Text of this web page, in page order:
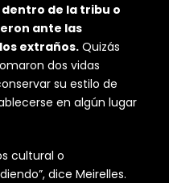
de la tribu o
ante las
extraños.Quizás
dos vidas
su estilo de
en algún lugar
cultural o
dice Meirelles.